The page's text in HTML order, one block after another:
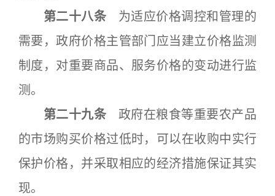
第二十八条 为适应价格调控和管理的
需要，政府价格主管部门应当建立价格监测
制度，对重要商品、服务价格的变动进行监
测。
第二十九条 政府在粮食等重要农产品
的市场购买价格过低时，可以在收购中实行
保护价格，并采取相应的经济措施保证其实
现。